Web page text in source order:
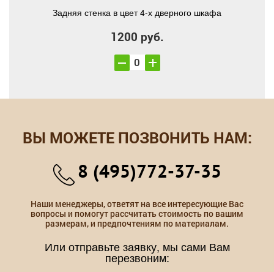
Задняя стенка в цвет 4-х дверного шкафа
1200 руб.
ВЫ МОЖЕТЕ ПОЗВОНИТЬ НАМ:
8 (495)772-37-35
Наши менеджеры, ответят на все интересующие Вас
вопросы и помогут рассчитать стоимость по вашим
размерам, и предпочтениям по материалам.
Или отправьте заявку, мы сами Вам
перезвоним: